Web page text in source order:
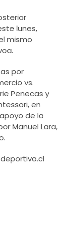
lunes,
mismo
por
vs.
Penecas y
en
de la
Manuel Lara,